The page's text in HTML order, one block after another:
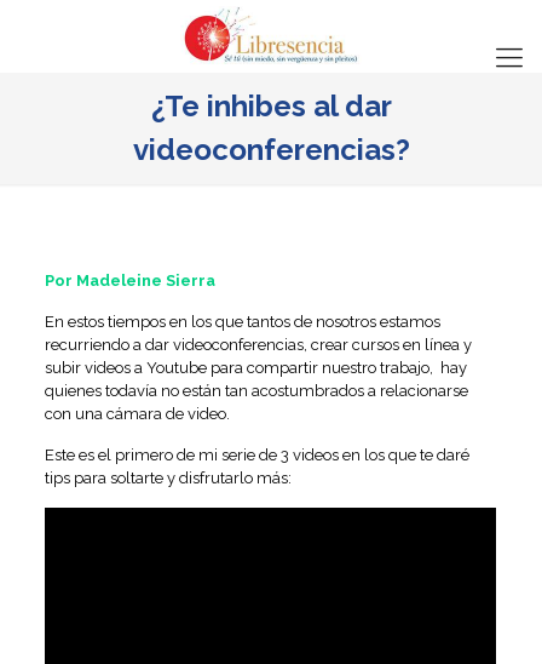
¿Te inhibes al dar
videoconferencias?
Por Madeleine Sierra
En estos tiempos en los que tantos de nosotros estamos
recurriendo a dar videoconferencias, crear cursos en línea y
subir videos a Youtube para compartir nuestro trabajo, hay
quienes todavía no están tan acostumbrados a relacionarse
con una cámara de video.
Este es el primero de mi serie de 3 videos en los que te daré
tips para soltarte y disfrutarlo más: